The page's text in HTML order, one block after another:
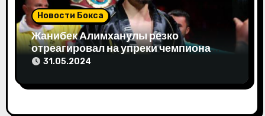
Новости Бокса
Жанибек Алимханулы резко
отреагировал на упреки чемпиона
мира
31.05.2024